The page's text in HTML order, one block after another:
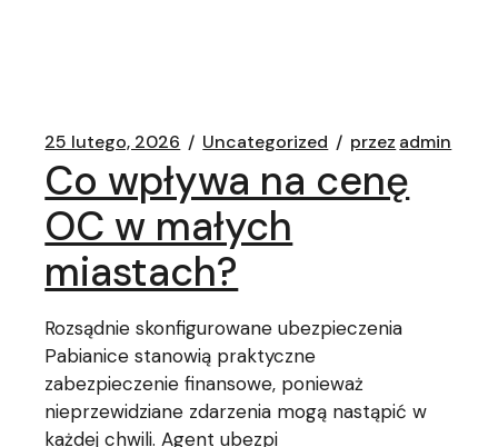
25 lutego, 2026 Uncategorized przez admin
Co wpływa na cenę
OC w małych
miastach?
Rozsądnie skonfigurowane ubezpieczenia
Pabianice stanowią praktyczne
zabezpieczenie finansowe, ponieważ
nieprzewidziane zdarzenia mogą nastąpić w
każdej chwili. Agent ubezpi